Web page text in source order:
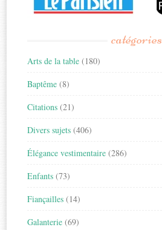
catégories
Arts de la table (180)
Baptême (8)
Citations (21)
Divers sujets (406)
Élégance vestimentaire (286)
Enfants (73)
Fiançailles (14)
Galanterie (69)